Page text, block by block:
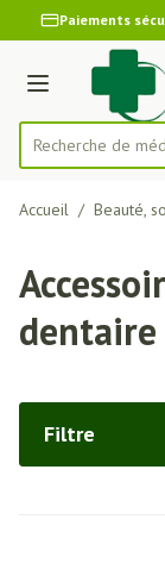
Aller au contenu
1 de 1
Paiements
Menu
Rechercher
Recherche de
Accueil / Beauté,
dentaire
Filtre